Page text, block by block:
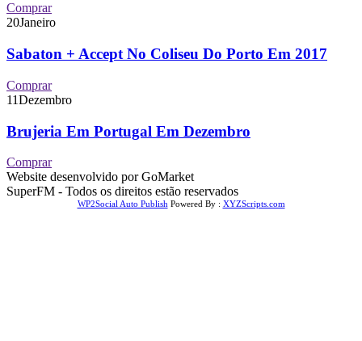
Comprar
20Janeiro
Sabaton + Accept No Coliseu Do Porto Em 2017
Comprar
11Dezembro
Brujeria Em Portugal Em Dezembro
Comprar
Website desenvolvido por GoMarket
SuperFM - Todos os direitos estão reservados
WP2Social Auto Publish Powered By : XYZScripts.com